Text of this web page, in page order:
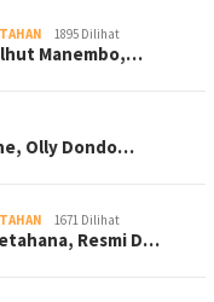
1895 Dilihat
Manembo,…
Olly Dondo…
1671 Dilihat
Resmi D…